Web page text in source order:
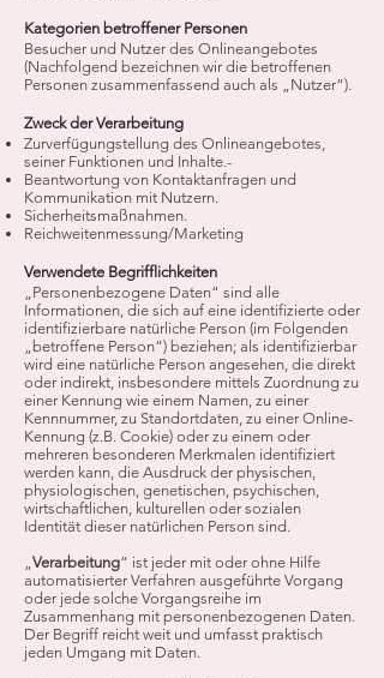
Kategorien betroffener Personen
Besucher und Nutzer des Onlineangebotes
(Nachfolgend bezeichnen wir die betroffenen
Personen zusammenfassend auch als „Nutzer“).
Zweck der Verarbeitung
Zurverfügungstellung des Onlineangebotes,
seiner Funktionen und Inhalte.-
Beantwortung von Kontaktanfragen und
Kommunikation mit Nutzern.
Sicherheitsmaßnahmen.
Reichweitenmessung/Marketing
Verwendete Begrifflichkeiten
„Personenbezogene Daten“ sind alle
Informationen, die sich auf eine identifizierte oder
identifizierbare natürliche Person (im Folgenden
„betroffene Person“) beziehen; als identifizierbar
wird eine natürliche Person angesehen, die direkt
oder indirekt, insbesondere mittels Zuordnung zu
einer Kennung wie einem Namen, zu einer
Kennnummer, zu Standortdaten, zu einer Online-
Kennung (z.B. Cookie) oder zu einem oder
mehreren besonderen Merkmalen identifiziert
werden kann, die Ausdruck der physischen,
physiologischen, genetischen, psychischen,
wirtschaftlichen, kulturellen oder sozialen
Identität dieser natürlichen Person sind.
„Verarbeitung“ ist jeder mit oder ohne Hilfe
automatisierter Verfahren ausgeführte Vorgang
oder jede solche Vorgangsreihe im
Zusammenhang mit personenbezogenen Daten.
Der Begriff reicht weit und umfasst praktisch
jeden Umgang mit Daten.